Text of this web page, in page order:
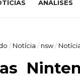
ANÁLISES
/ Notícia / nsw/